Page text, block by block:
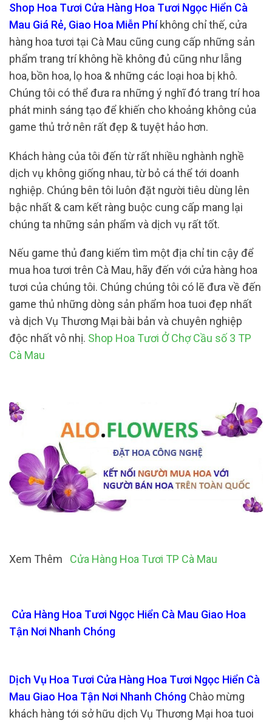
Shop Hoa Tươi Cửa Hàng Hoa Tươi Ngọc Hiển Cà
Mau Giá Rẻ, Giao Hoa Miễn Phíkhông chỉ thế, cửa
hàng hoa tươi tại Cà Mau cũng cung cấp những sản
phẩm trang trí không hề không đủ cũng như lẵng
hoa, bồn hoa, lọ hoa & những các loại hoa bị khô.
Chúng tôi có thể đưa ra những ý nghĩ đó trang trí hoa
phát minh sáng tạo để khiến cho khoảng không của
game thủ trở nên rất đẹp & tuyệt hảo hơn.
Khách hàng của tôi đến từ rất nhiều nghành nghề
dịch vụ không giống nhau, từ bỏ cá thể tới doanh
nghiệp. Chúng bên tôi luôn đặt người tiêu dùng lên
bậc nhất & cam kết ràng buộc cung cấp mang lại
chúng ta những sản phẩm và dịch vụ rất tốt.
Nếu game thủ đang kiếm tìm một địa chỉ tin cậy để
mua hoa tươi trên Cà Mau, hãy đến với cửa hàng hoa
tươi của chúng tôi. Chúng chúng tôi có lẽ đưa về đến
game thủ những dòng sản phẩm hoa tuoi đẹp nhất
và dịch Vụ Thương Mại bài bản và chuyên nghiệp
độc nhất vô nhị. Shop Hoa Tươi Ở Chợ Cầu số 3 TP
Cà Mau
Xem Thêm Cửa Hàng Hoa Tươi TP Cà Mau
Cửa Hàng Hoa Tươi Ngọc Hiển Cà Mau Giao Hoa
Tận Nơi Nhanh Chóng
Dịch Vụ Hoa Tươi Cửa Hàng Hoa Tươi Ngọc Hiển Cà
Mau Giao Hoa Tận Nơi Nhanh Chóng Chào mừng
khách hàng tới sở hữu dịch Vụ Thương Mại hoa tuoi